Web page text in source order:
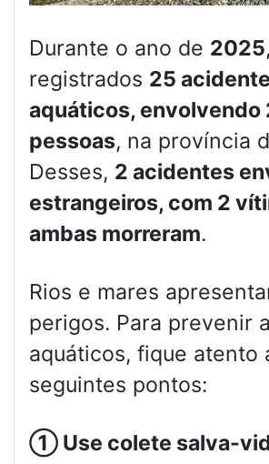
Durante o ano de 2025
registrados 25
aquáticos, envolvendo
pessoas, na província
Desses, 2 acidentes
estrangeiros, com 2
ambas morreram.
Rios e mares
perigos. Para prevenir
aquáticos, fique atento
seguintes pontos:
① Use colete salva-